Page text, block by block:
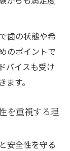
歯の状態や希
のポイントで
バイスも受け
す。
を重視する理
安全性を守る